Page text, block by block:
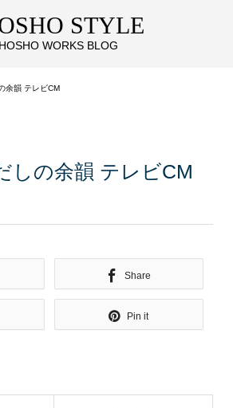
STYLE
WORKS BLOG
余韻 テレビCM
しの余韻 テレビCM
Share
Pin it